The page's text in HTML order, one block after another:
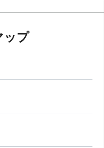
ップ